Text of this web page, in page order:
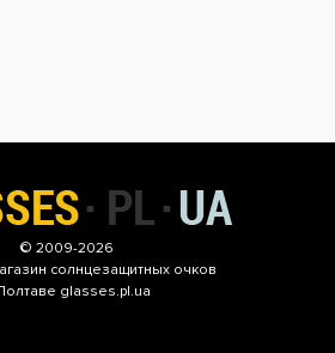
© 2009-2026
солнцезащитных очков
glasses.pl.ua